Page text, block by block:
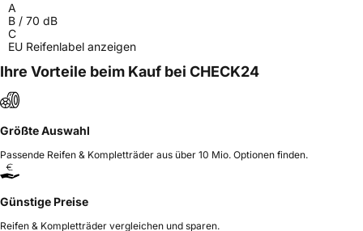
A
B / 70 dB
C
EU Reifenlabel anzeigen
Ihre Vorteile beim Kauf bei CHECK24
Größte Auswahl
Passende Reifen & Kompletträder aus über 10 Mio. Optionen finden.
Günstige Preise
Reifen & Kompletträder vergleichen und sparen.